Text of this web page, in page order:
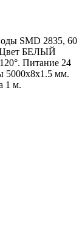
SMD 2835, 60
Цвет БЕЛЫЙ
Питание 24
5000x8x1.5 мм.
1 м.